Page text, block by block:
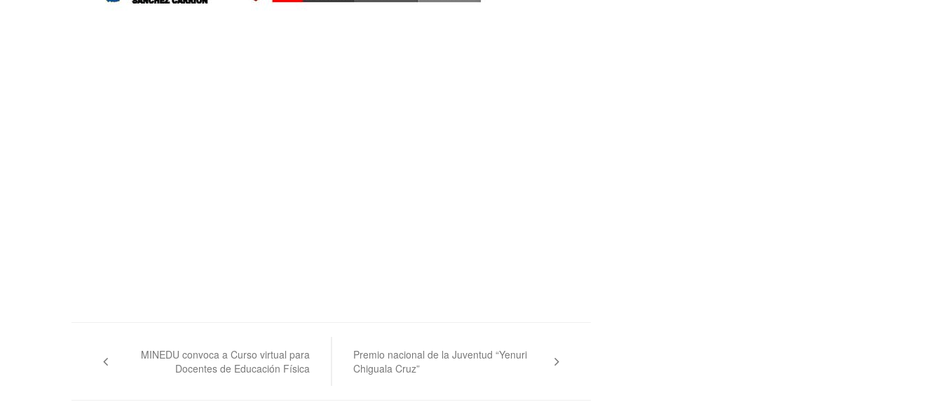
MINEDU convoca a Curso virtual para
Docentes de Educación Física
Premio nacional de la Juventud “Yenuri
Chiguala Cruz”